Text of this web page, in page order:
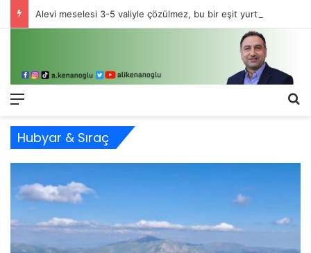
Menü
Hubyar & Sıraç